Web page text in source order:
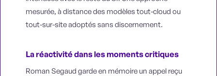
mesurée, à distance des modèles tout-cloud ou
tout-sur-site adoptés sans discernement.
La réactivité dans les moments critiques
Roman Segaud garde en mémoire un appel reçu